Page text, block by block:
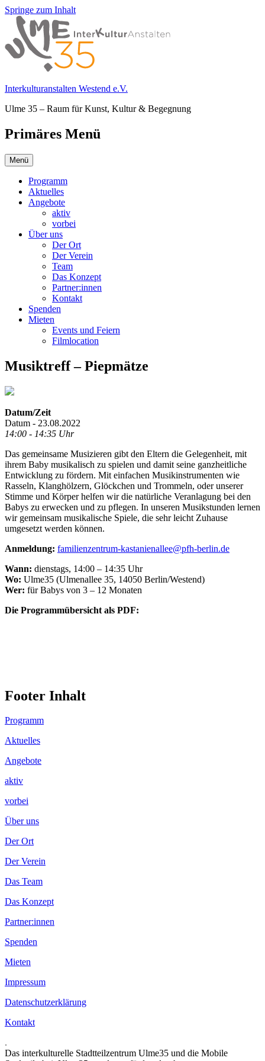
Springe zum Inhalt
Interkulturanstalten Westend e.V.
Ulme 35 – Raum für Kunst, Kultur & Begegnung
Primäres Menü
Menü
Programm
Aktuelles
Angebote
aktiv
vorbei
Über uns
Der Ort
Der Verein
Team
Das Konzept
Partner:innen
Kontakt
Spenden
Mieten
Events und Feiern
Filmlocation
Musiktreff – Piepmätze
Datum/Zeit
Datum - 23.08.2022
14:00 - 14:35 Uhr
Das gemeinsame Musizieren gibt den Eltern die Gelegenheit, mit
ihrem Baby musikalisch zu spielen und damit seine ganzheitliche
Entwicklung zu fördern. Mit einfachen Musikinstrumenten wie
Rasseln, Klanghölzern, Glöckchen und Trommeln, oder unserer
Stimme und Körper helfen wir die natürliche Veranlagung bei den
Babys zu erwecken und zu pflegen. In unseren Musikstunden lernen
wir gemeinsam musikalische Spiele, die sehr leicht Zuhause
umgesetzt werden können.
Anmeldung: familienzentrum-kastanienallee@pfh-berlin.de
Wann: dienstags, 14:00 – 14:35 Uhr
Wo: Ulme35 (Ulmenallee 35, 14050 Berlin/Westend)
Wer: für Babys von 3 – 12 Monaten
Die Programmübersicht als PDF:
Footer Inhalt
Programm
Aktuelles
Angebote
aktiv
vorbei
Über uns
Der Ort
Der Verein
Das Team
Das Konzept
Partner:innen
Spenden
Mieten
Impressum
Datenschutzerklärung
Kontakt
.
Das interkulturelle Stadtteilzentrum Ulme35 und die Mobile